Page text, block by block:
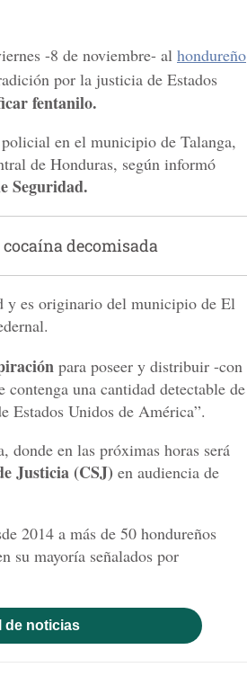
-8 de noviembre- al hondureño
por la justicia de Estados
fentanilo.
en el municipio de Talanga,
de Honduras, según informó
Seguridad.
decomisada
y es originario del municipio de El
para poseer y distribuir -con
una cantidad detectable de
Unidos de América”.
donde en las próximas horas será
Justicia (CSJ) en audiencia de
2014 a más de 50 hondureños
su mayoría señalados por
de noticias